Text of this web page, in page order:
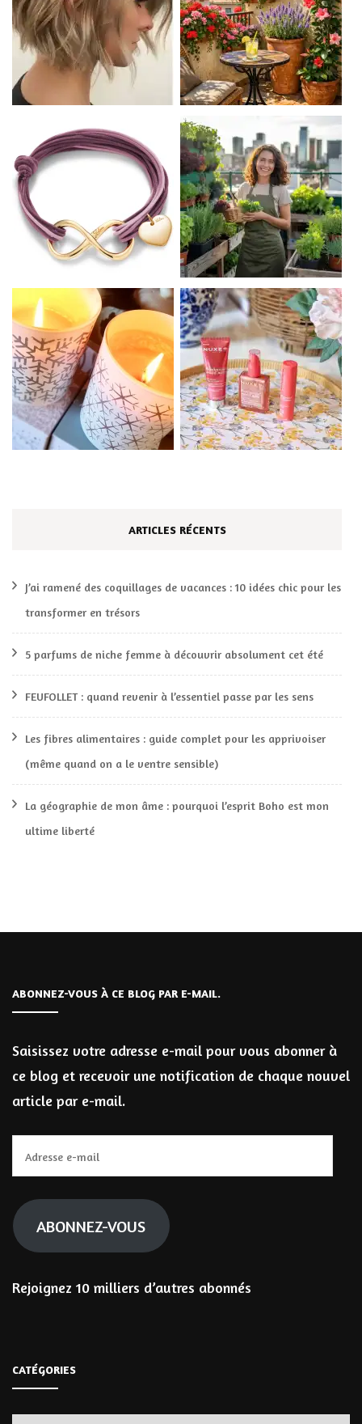
ARTICLES RÉCENTS
J’ai ramené des coquillages de vacances : 10 idées chic pour les
transformer en trésors
5 parfums de niche femme à découvrir absolument cet été
FEUFOLLET : quand revenir à l’essentiel passe par les sens
Les fibres alimentaires : guide complet pour les apprivoiser
(même quand on a le ventre sensible)
La géographie de mon âme : pourquoi l’esprit Boho est mon
ultime liberté
ABONNEZ-VOUS À CE BLOG PAR E-MAIL.
Saisissez votre adresse e-mail pour vous abonner à
ce blog et recevoir une notification de chaque nouvel
article par e-mail.
e-
mail
ABONNEZ-VOUS
Rejoignez 10 milliers d’autres abonnés
CATÉGORIES